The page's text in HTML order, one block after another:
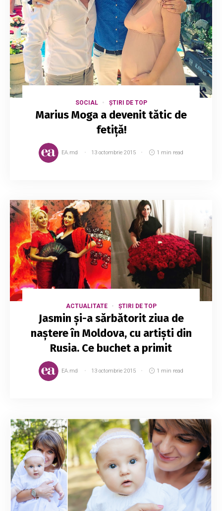
SOCIAL ȘTIRI DE TOP
Marius Moga a devenit tătic de
fetiță!
EA.md 13 octombrie 2015 1 min read
ACTUALITATE ȘTIRI DE TOP
Jasmin și-a sărbătorit ziua de
naștere în Moldova, cu artiști din
Rusia. Ce buchet a primit
EA.md 13 octombrie 2015 1 min read